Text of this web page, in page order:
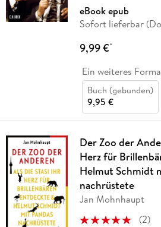
eBook epub
Sofort lieferbar
9,99 €*
Ein weiteres
Buch (gebunden)
9,95 €
Der Zoo der
Herz für
Helmut Schmidt
nachrüstete
Jan Mohnhaupt
(2)